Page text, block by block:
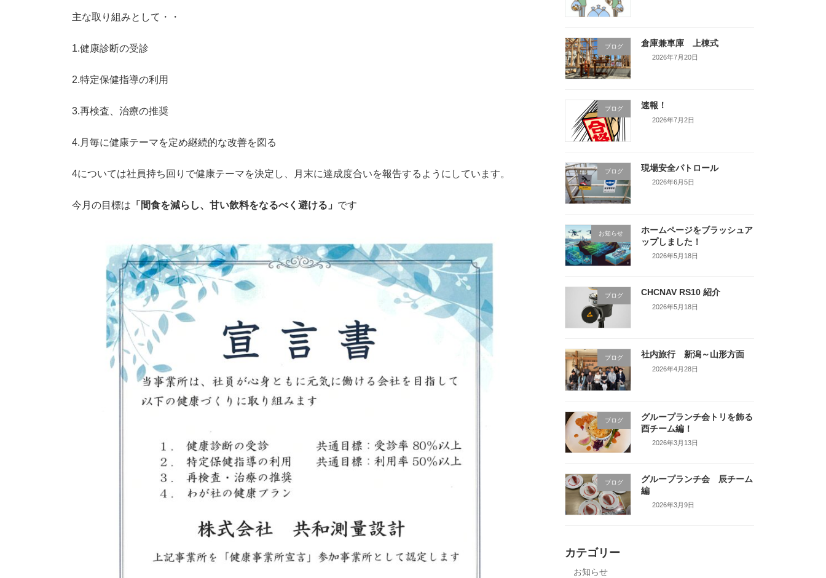
主な取り組みとして・・
1.健康診断の受診
2.特定保健指導の利用
3.再検査、治療の推奨
4.月毎に健康テーマを定め継続的な改善を図る
4については社員持ち回りで健康テーマを決定し、月末に達成度合いを報告するようにしています。
今月の目標は 「間食を減らし、甘い飲料をなるべく避ける」 です
ブログ 倉庫兼車庫 上棟式
2026年7月20日
ブログ 速報！
2026年7月2日
ブログ 現場安全パトロール
2026年6月5日
お知らせ
ホームページをブラッシュア
ップしました！
2026年5月18日
ブログ CHCNAV RS10 紹介
2026年5月18日
ブログ 社内旅行 新潟～山形方面
2026年4月28日
ブログ
グループランチ会トリを飾る
酉チーム編！
2026年3月13日
ブログ
グループランチ会 辰チーム
編
2026年3月9日
カテゴリー
お知らせ